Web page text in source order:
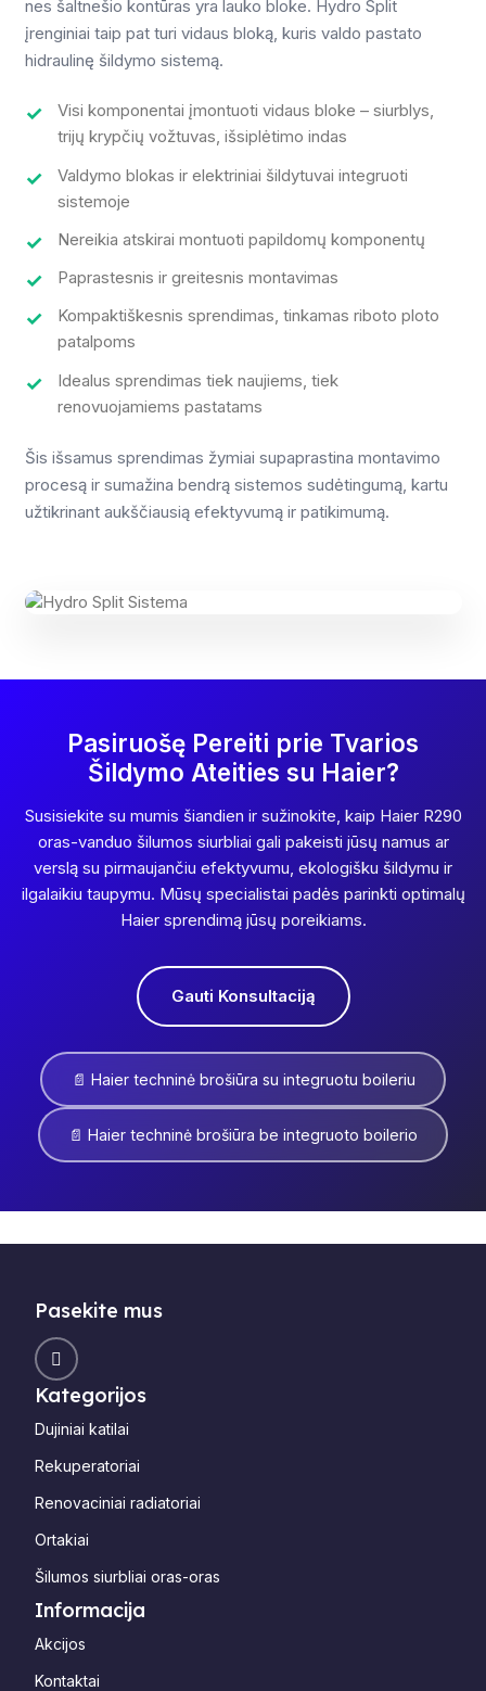
nes šaltnešio kontūras yra lauko bloke. Hydro Split
įrenginiai taip pat turi vidaus bloką, kuris valdo pastato
hidraulinę šildymo sistemą.
Visi komponentai įmontuoti vidaus bloke – siurblys,
trijų krypčių vožtuvas, išsiplėtimo indas
Valdymo blokas ir elektriniai šildytuvai integruoti
sistemoje
Nereikia atskirai montuoti papildomų komponentų
Paprastesnis ir greitesnis montavimas
Kompaktiškesnis sprendimas, tinkamas riboto ploto
patalpoms
Idealus sprendimas tiek naujiems, tiek
renovuojamiems pastatams
Šis išsamus sprendimas žymiai supaprastina montavimo
procesą ir sumažina bendrą sistemos sudėtingumą, kartu
užtikrinant aukščiausią efektyvumą ir patikimumą.
Pasiruošę Pereiti prie Tvarios
Šildymo Ateities su Haier?
Susisiekite su mumis šiandien ir sužinokite, kaip Haier R290
oras-vanduo šilumos siurbliai gali pakeisti jūsų namus ar
verslą su pirmaujančiu efektyvumu, ekologišku šildymu ir
ilgalaikiu taupymu. Mūsų specialistai padės parinkti optimalų
Haier sprendimą jūsų poreikiams.
Gauti Konsultaciją
📄 Haier techninė brošiūra su integruotu boileriu
📄 Haier techninė brošiūra be integruoto boilerio
Pasekite mus
Kategorijos
Dujiniai katilai
Rekuperatoriai
Renovaciniai radiatoriai
Ortakiai
Šilumos siurbliai oras-oras
Informacija
Akcijos
Kontaktai